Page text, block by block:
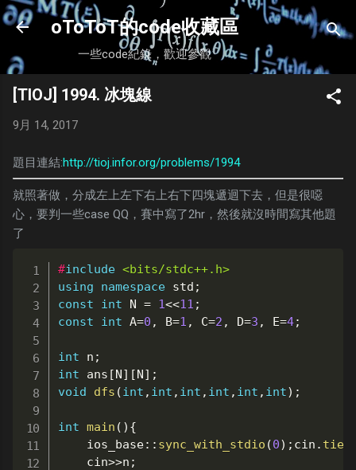
跳到主要內容
oToToT的code收藏區
一些code紀錄，歡迎參觀
[TIOJ] 1994. 冰塊線
9月 14, 2017
題目連結:http://tioj.infor.org/problems/1994
就照著做，分成左上左下右上右下四塊遞迴下去，但是很噁
心，要判一些case QQ，賽中寫了2hr，然後就沒時間寫其他題
了
#include <bits/stdc++.h>
using
namespace std ;
const
int N = 1<<11 ;
const
int A=0 , B=1 , C=2 , D=3 , E=4;
int n ;
int ans [N] [N] ;
void
dfs (int , int , int , int , int , int) ;
int main ( ) {
	ios_base
:: sync_with_stdio (0) ; cin . tie
	cin
>>n ;